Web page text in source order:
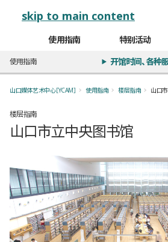
skip to main content
使用指南 特别活动
使用指南 开馆时间、各种
山口媒体艺术中心［YCAM］ 使用指南 楼层指南 山口
楼层指南
山口市立中央图书馆
全4枚のうち、1枚目のスライド